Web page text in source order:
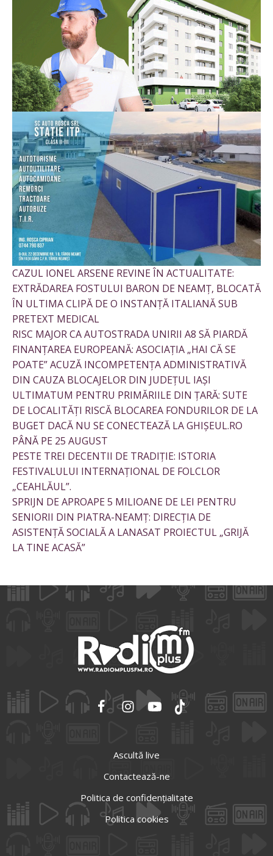
CAZUL IONEL ARSENE REVINE ÎN ACTUALITATE:
EXTRĂDAREA FOSTULUI BARON DE NEAMȚ, BLOCATĂ
ÎN ULTIMA CLIPĂ DE O INSTANȚĂ ITALIANĂ SUB
PRETEXT MEDICAL
RISC MAJOR CA AUTOSTRADA UNIRII A8 SĂ PIARDĂ
FINANȚAREA EUROPEANĂ: ASOCIAȚIA „HAI CĂ SE
POATE” ACUZĂ INCOMPETENȚA ADMINISTRATIVĂ
DIN CAUZA BLOCAJELOR DIN JUDEȚUL IAȘI
ULTIMATUM PENTRU PRIMĂRIILE DIN ȚARĂ: SUTE
DE LOCALITĂȚI RISCĂ BLOCAREA FONDURILOR DE LA
BUGET DACĂ NU SE CONECTEAZĂ LA GHIȘEUL.RO
PÂNĂ PE 25 AUGUST
PESTE TREI DECENTII DE TRADIȚIE: ISTORIA
FESTIVALULUI INTERNAȚIONAL DE FOLCLOR
„CEAHLĂUL”.
SPRIJN DE APROAPE 5 MILIOANE DE LEI PENTRU
SENIORII DIN PIATRA-NEAMȚ: DIRECȚIA DE
ASISTENȚĂ SOCIALĂ A LANASAT PROIECTUL „GRIJĂ
LA TINE ACASĂ”
Ascultă live
Contactează-ne
Politica de confidențialitate
Politica cookies